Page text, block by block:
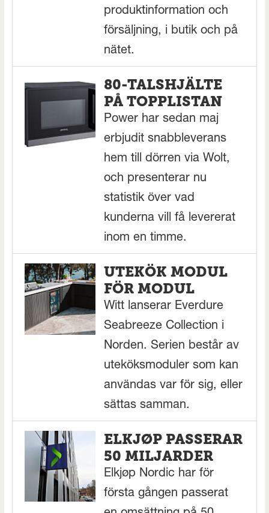
produktinformation och
försäljning, i butik och på
nätet.
80-TALSHJÄLTE
PÅ TOPPLISTAN
Power har sedan maj
erbjudit snabbleverans
hem till dörren via Wolt,
och presenterar nu
statistik över vad
kunderna vill få levererat
inom en timme.
UTEKÖK MODUL
FÖR MODUL
Witt lanserar Everdure
Seabreeze Collection i
Norden. Serien består av
uteköksmoduler som kan
användas var för sig, eller
sättas samman.
ELKJØP PASSERAR
50 MILJARDER
Elkjøp Nordic har för
första gången passerat